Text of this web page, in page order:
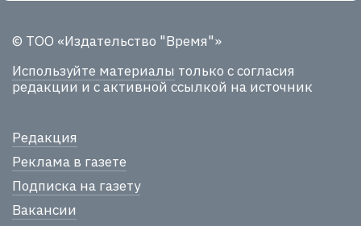
© ТОО «Издательство "Время"»
Используйте материалы только с согласия
редакции и с активной ссылкой на источник
Редакция
Реклама в газете
Подписка на газету
Вакансии